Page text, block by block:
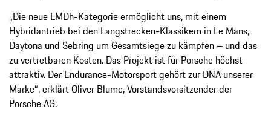
„Die neue LMDh-Kategorie ermöglicht uns, mit einem
Hybridantrieb bei den Langstrecken-Klassikern in Le Mans,
Daytona und Sebring um Gesamtsiege zu kämpfen – und das
zu vertretbaren Kosten. Das Projekt ist für Porsche höchst
attraktiv. Der Endurance-Motorsport gehört zur DNA unserer
Marke“, erklärt Oliver Blume, Vorstandsvorsitzender der
Porsche AG.